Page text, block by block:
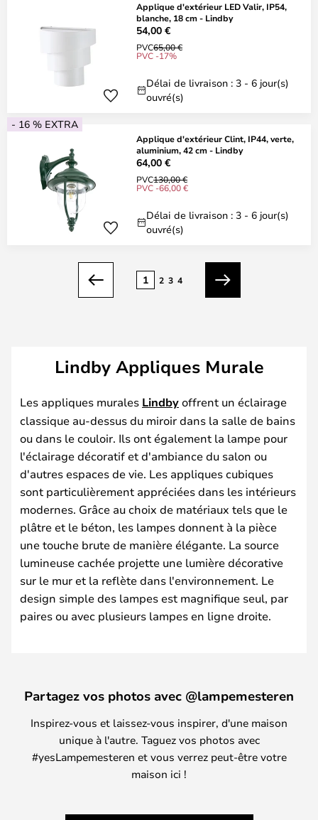
Applique d'extérieur LED Valir, IP54,
blanche, 18 cm - Lindby
54,00 €
PVC65,00 €
PVC -17%
Délai de livraison : 3 - 6 jour(s)
ouvré(s)
- 16 % EXTRA
Applique d'extérieur Clint, IP44, verte,
aluminium, 42 cm - Lindby
64,00 €
PVC130,00 €
PVC -66,00 €
Délai de livraison : 3 - 6 jour(s)
ouvré(s)
Précédent
1 2 3 4
Suivant
Lindby Appliques Murale
Les appliques murales Lindbyoffrent un éclairage
classique au-dessus du miroir dans la salle de bains
ou dans le couloir. Ils ont également la lampe pour
l'éclairage décoratif et d'ambiance du salon ou
d'autres espaces de vie. Les appliques cubiques
sont particulièrement appréciées dans les intérieurs
modernes. Grâce au choix de matériaux tels que le
plâtre et le béton, les lampes donnent à la pièce
une touche brute de manière élégante. La source
lumineuse cachée projette une lumière décorative
sur le mur et la reflète dans l'environnement. Le
design simple des lampes est magnifique seul, par
paires ou avec plusieurs lampes en ligne droite.
Partagez vos photos avec @lampemesteren
Inspirez-vous et laissez-vous inspirer, d'une maison
unique à l'autre. Taguez vos photos avec
#yesLampemesteren et vous verrez peut-être votre
maison ici !